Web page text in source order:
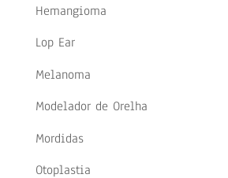
Hemangioma
Lop Ear
Melanoma
Modelador de Orelha
Mordidas
Otoplastia